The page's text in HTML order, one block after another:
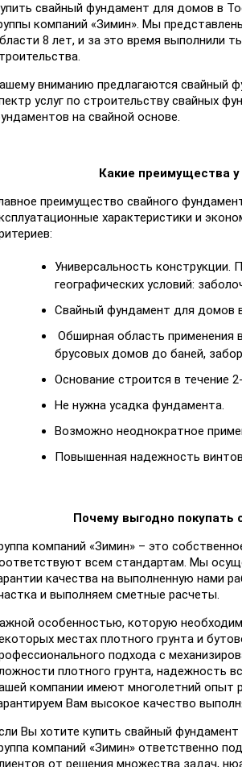
свайный фундамент для домов в
компаний «Зимин». Мы
8 лет, и за это время выполнили
вниманию предлагаются свайный
услуг по строительству свайных
на свайной основе.
Какие преимущества
преимущество свайного
характеристики и
Универсальность
географических условий:
Свайный фундамент для домов
Обширная область применения
брусовых домов до баней,
Основание строится в течение
Не нужна усадка фундамента.
Возможно неоднократное
Повышенная надежность
Почему выгодно
компаний «Зимин» – это
всем стандартам. Мы
качества на выполненную нами
и выполняем сметные расчеты.
особенностью, которую
местах плотного грунта и
подхода с
плотного грунта, надежность
компании имеют многолетний опыт
Вам высокое качество
Вы хотите купить свайный
компаний «Зимин» ответственно
от решения множества задач,